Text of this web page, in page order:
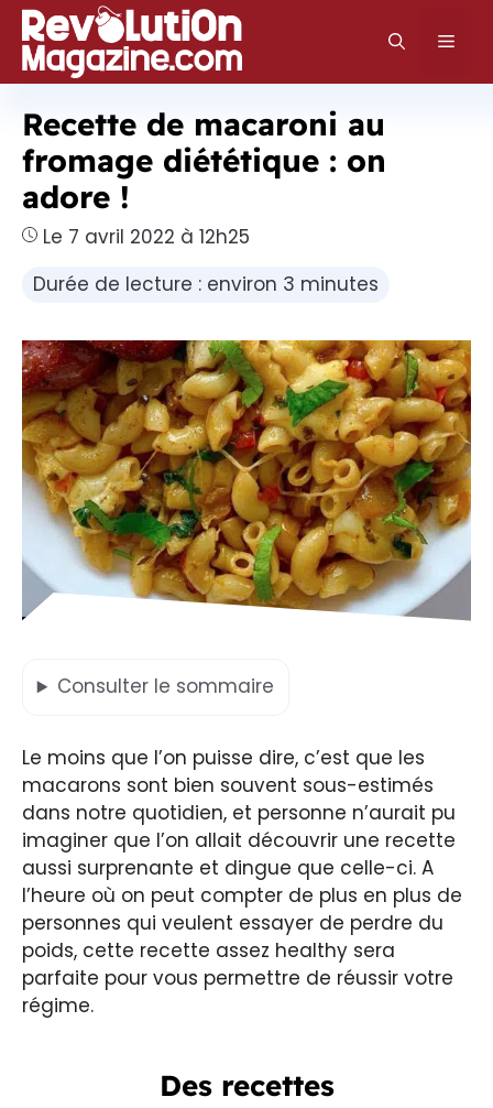
Aller
au
contenu
Recette de macaroni au
fromage diététique : on
adore !
Le 7 avril 2022 à 12h25
Durée de lecture : environ 3 minutes
Consulter le sommaire
Le moins que l’on puisse dire, c’est que les
macarons sont bien souvent sous-estimés
dans notre quotidien, et personne n’aurait pu
imaginer que l’on allait découvrir une recette
aussi surprenante et dingue que celle-ci. A
l’heure où on peut compter de plus en plus de
personnes qui veulent essayer de perdre du
poids, cette recette assez healthy sera
parfaite pour vous permettre de réussir votre
régime.
Des recettes